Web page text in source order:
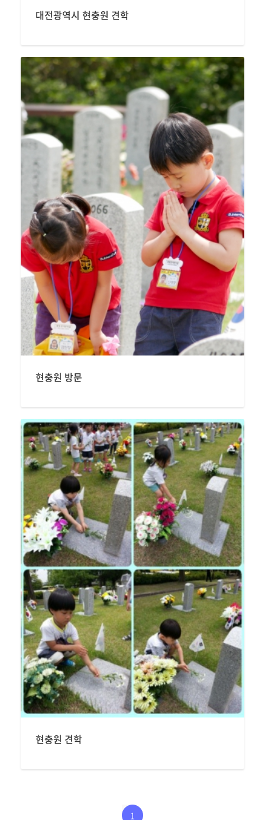
대전광역시 현충원 견학
현충원 방문
현충원 견학
1